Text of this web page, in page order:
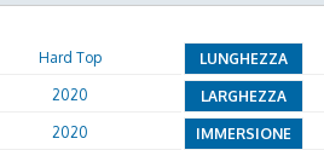
Hard Top LUNGHEZZA
2020 LARGHEZZA
2020 IMMERSIONE